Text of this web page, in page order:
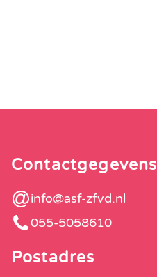
Contactgegevens
info@asf-zfvd.nl
055-5058610
Postadres